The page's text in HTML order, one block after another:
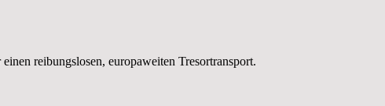
reibungslosen, europaweiten Tresortransport.